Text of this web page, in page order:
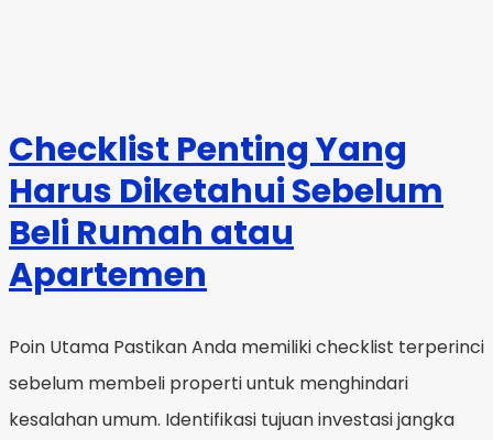
Checklist Penting Yang
Harus Diketahui Sebelum
Beli Rumah atau
Apartemen
Poin Utama Pastikan Anda memiliki checklist terperinci
sebelum membeli properti untuk menghindari
kesalahan umum. Identifikasi tujuan investasi jangka